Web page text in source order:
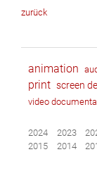
zurück
animation
print screen
video
2024 2023
2015
2014